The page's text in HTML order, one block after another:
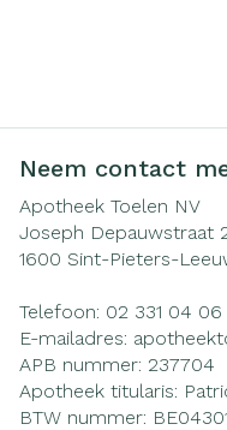
Neem contact
Apotheek Toelen NV
Joseph Depauwstraat
1600 Sint-Pieters-
Telefoon: 02 331 04 06
E-mailadres:
APB nummer: 237704
Apotheek titularis:
BTW nummer: